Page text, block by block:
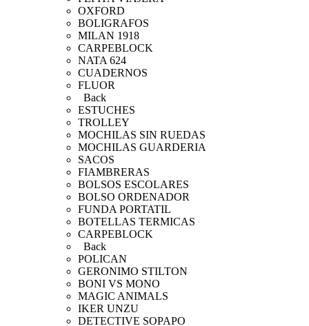
OXFORD
BOLIGRAFOS
MILAN 1918
CARPEBLOCK
NATA 624
CUADERNOS
FLUOR
Back
ESTUCHES
TROLLEY
MOCHILAS SIN RUEDAS
MOCHILAS GUARDERIA
SACOS
FIAMBRERAS
BOLSOS ESCOLARES
BOLSO ORDENADOR
FUNDA PORTATIL
BOTELLAS TERMICAS
CARPEBLOCK
Back
POLICAN
GERONIMO STILTON
BONI VS MONO
MAGIC ANIMALS
IKER UNZU
DETECTIVE SOPAPO